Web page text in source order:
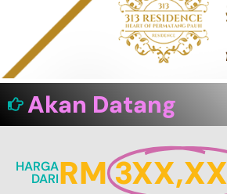
Akan Datang
HARGA
DARIRM